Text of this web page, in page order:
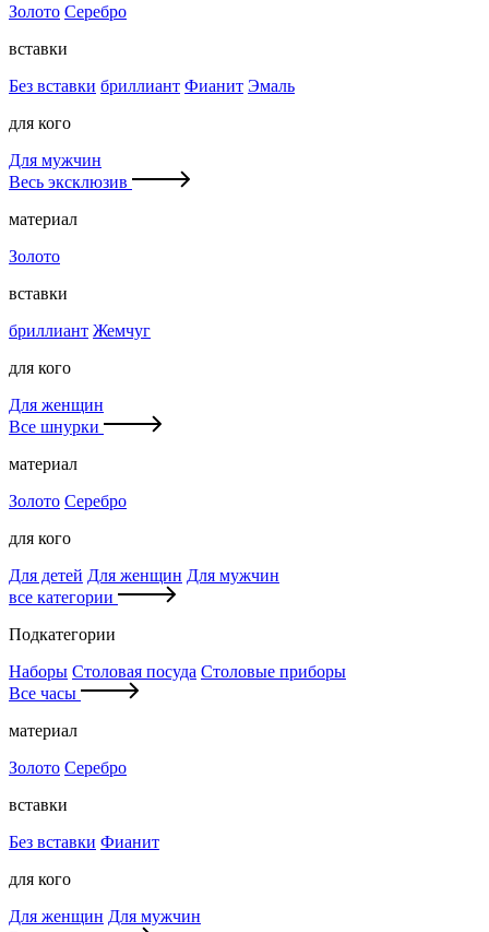
Золото Серебро
вставки
Без вставки бриллиант Фианит Эмаль
для кого
Для мужчин
Весь эксклюзив
материал
Золото
вставки
бриллиант Жемчуг
для кого
Для женщин
Все шнурки
материал
Золото Серебро
для кого
Для детей Для женщин Для мужчин
все категории
Подкатегории
Наборы Столовая посуда Столовые приборы
Все часы
материал
Золото Серебро
вставки
Без вставки Фианит
для кого
Для женщин Для мужчин